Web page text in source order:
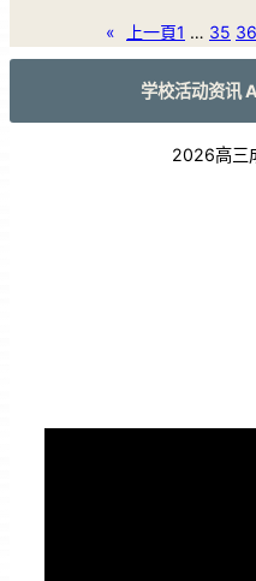
« 上一頁1 … 35 36
学校活动资讯
2026高三